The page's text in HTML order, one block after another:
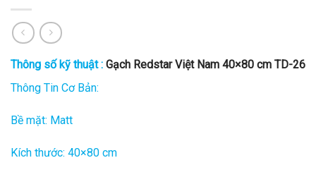
Thông số kỹ thuật : Gạch Redstar Việt Nam 40×80 cm TD-26
Thông Tin Cơ Bản:
Bề mặt: Matt
Kích thước: 40×80 cm